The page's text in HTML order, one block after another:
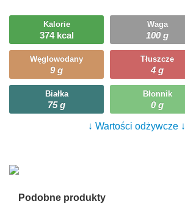
Ile możesz zjeść?
Kalorie
374 kcal
Waga
100 g
Węglowodany
9 g
Tłuszcze
4 g
Białka
75 g
Błonnik
0 g
↓ Wartości odżywcze ↓
Podobne produkty